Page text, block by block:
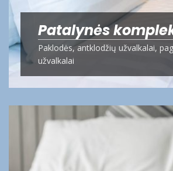
Patalynės
Paklodės, antklodžių užvalkalai,
užvalkalai